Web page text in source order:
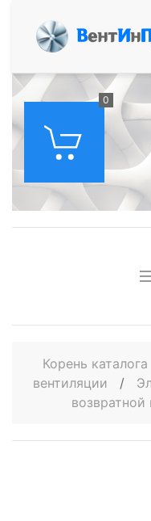
ВентИн
0
Корень каталога
вентиляции
/